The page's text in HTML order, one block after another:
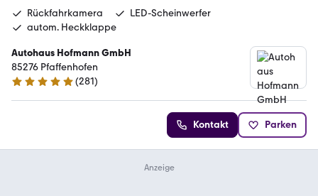
Rückfahrkamera
LED-Scheinwerfer
autom. Heckklappe
Autohaus Hofmann GmbH
85276 Pfaffenhofen
4.9 Sterne
(281)
Kontakt Parken